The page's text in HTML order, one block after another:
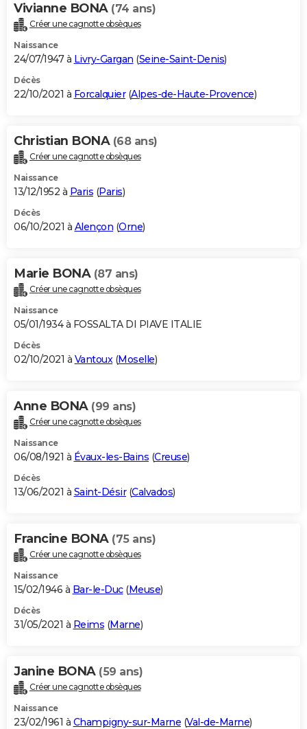
Vivianne BONA (74 ans)
Créer une cagnotte obsèques
Naissance
24/07/1947 à Livry-Gargan (Seine-Saint-Denis)
Décès
22/10/2021 à Forcalquier(Alpes-de-Haute-Provence)
Christian BONA (68 ans)
Créer une cagnotte obsèques
Naissance
13/12/1952 à Paris (Paris)
Décès
06/10/2021 à Alençon (Orne)
Marie BONA (87 ans)
Créer une cagnotte obsèques
Naissance
05/01/1934 à FOSSALTA DI PIAVE ITALIE
Décès
02/10/2021 à Vantoux(Moselle)
Anne BONA (99 ans)
Créer une cagnotte obsèques
Naissance
06/08/1921 à Évaux-les-Bains (Creuse)
Décès
13/06/2021 à Saint-Désir(Calvados)
Francine BONA (75 ans)
Créer une cagnotte obsèques
Naissance
15/02/1946 à Bar-le-Duc(Meuse)
Décès
31/05/2021 à Reims (Marne)
Janine BONA (59 ans)
Créer une cagnotte obsèques
Naissance
23/02/1961 à Champigny-sur-Marne (Val-de-Marne)